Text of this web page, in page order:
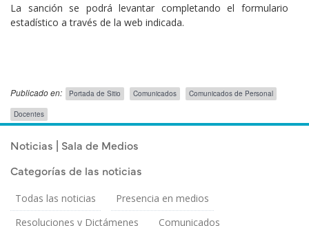
Noticias | Sala de Medios
Categorías de las noticias
Todas las noticias
Presencia en medios
Resoluciones y Dictámenes
Comunicados
La sanción se podrá levantar completando el formulario
estadístico a través de la web indicada.
Publicado en: Portada de Sitio Comunicados Comunicados de Personal
Público
Objetivo
Docentes
Publicado el Lunes 10 Noviembre, 2025